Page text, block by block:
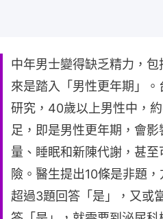
中年男士變得缺乏精力，
來是踏入「男性更年期」
研究，40歲以上男性中，
足，即是男性更年期，會
量、睡眠和新陳代謝，甚
險。醫生提出10條是非題
超過3題回答「是」，又或